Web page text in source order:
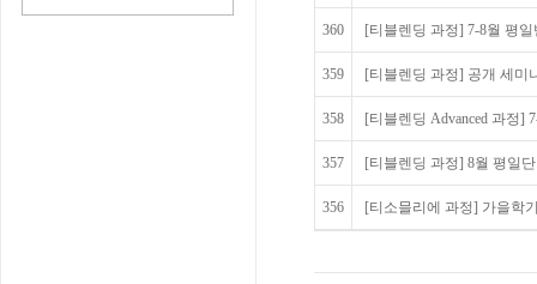
360 [티블렌딩 과정] 7-8월 평
359 [티블렌딩 과정] 공개 세미
358 [티블렌딩 Advanced 과정]
357 [티블렌딩 과정] 8월 평일
356 [티소믈리에 과정] 가을학